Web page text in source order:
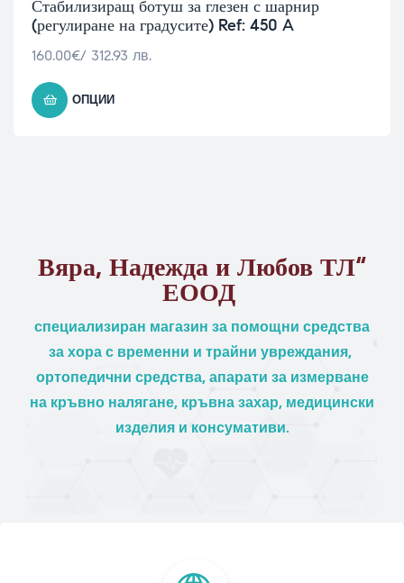
Стабилизиращ ботуш за глезен с шарнир
(регулиране на градусите) Ref: 450 A
160.00€/ 312.93 лв.
ОПЦИИ
Вяра, Надежда и Любов ТЛ“
ЕООД
специализиран магазин за помощни средства
за хора с временни и трайни увреждания,
ортопедични средства, апарати за измерване
на кръвно налягане, кръвна захар, медицински
изделия и консумативи.